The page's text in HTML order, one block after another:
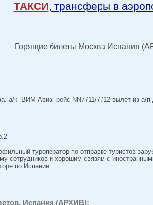
ТАКСИ, трансферы в
Горящие билеты Москва Испания
а/к ”ВИМ-Авиа” рейс NN7711/7712 вылет из а/
туроператор по отправке туристов
сотрудников и хорошим связям с
по Испании.
Испания (АРХИВ):